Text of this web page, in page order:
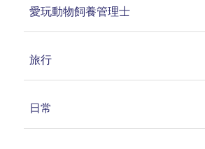
愛玩動物飼養管理士
旅行
日常